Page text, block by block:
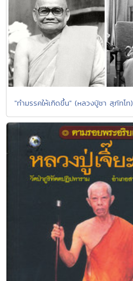
"ทำมรรคให้เกิดขึ้น" (หลวงปู่ชา สุภัทโท)